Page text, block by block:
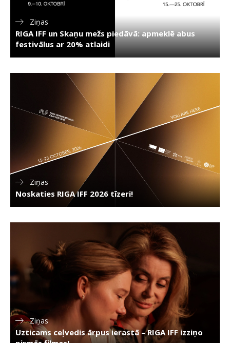
Ziņas
RIGA IFF un Skaņu mežs piedāvā: apmeklē abus
festivālus ar 20% atlaidi
Ziņas
Noskaties RIGA IFF 2026 tīzeri!
Ziņas
Uzticams ceļvedis ārpus ierastā – RIGA IFF izziņo